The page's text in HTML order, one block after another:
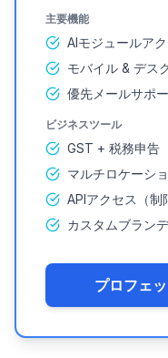
主要機能
AIモジュールア
モバイル & デス
優先メールサポ
ビジネスツール
GST + 税務申告
マルチロケーシ
APIアクセス（制
カスタムブラン
プロフェ